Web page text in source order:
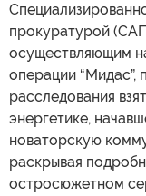
прокуратурой
осуществляющим
операции “Мидас”,
расследования
энергетике,
новаторскую
раскрывая
остросюжетном